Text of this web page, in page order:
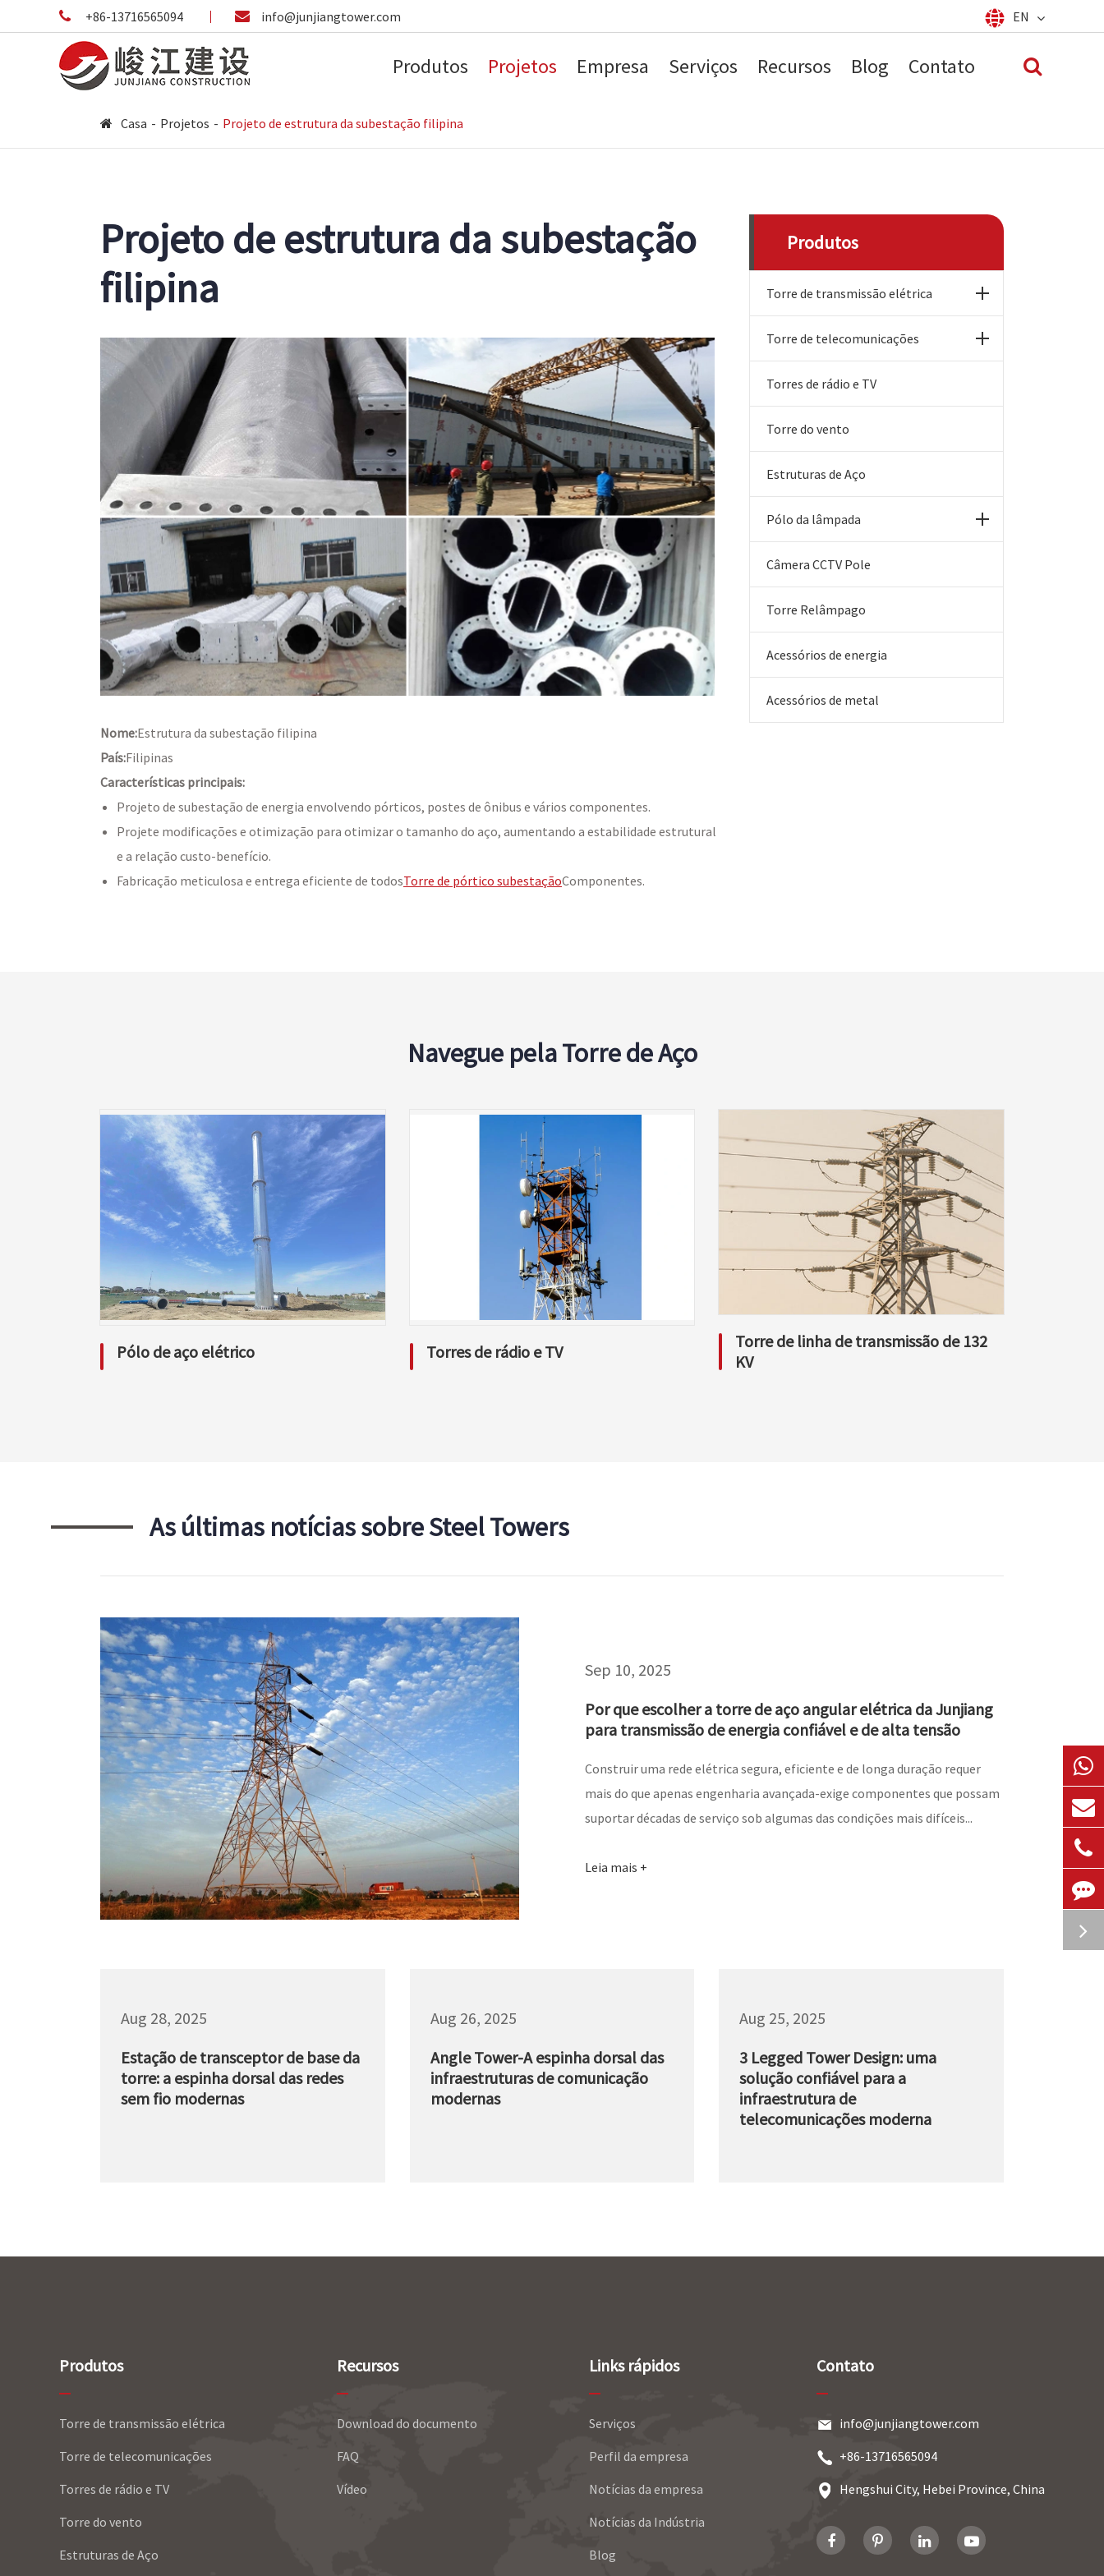
+86-13716565094 info@junjiangtower.com EN
Produtos Projetos Empresa Serviços Recursos Blog Contato
Casa Projetos Projeto de estrutura da subestação filipina
Projeto de estrutura da subestação
filipina
Nome:Estrutura da subestação filipina
País:Filipinas
Características principais:
Projeto de subestação de energia envolvendo pórticos, postes de ônibus e vários componentes.
Projete modificações e otimização para otimizar o tamanho do aço, aumentando a estabilidade estrutural
e a relação custo-benefício.
Fabricação meticulosa e entrega eficiente de todosTorre de pórtico subestaçãoComponentes.
Produtos
Torre de transmissão elétrica
Torre de telecomunicações
Torres de rádio e TV
Torre do vento
Estruturas de Aço
Pólo da lâmpada
Câmera CCTV Pole
Torre Relâmpago
Acessórios de energia
Acessórios de metal
Navegue pela Torre de Aço
Pólo de aço elétrico Torres de rádio e TV
Torre de linha de transmissão de 132
KV
As últimas notícias sobre Steel Towers
Sep 10, 2025
Por que escolher a torre de aço angular elétrica da Junjiang
para transmissão de energia confiável e de alta tensão
Construir uma rede elétrica segura, eficiente e de longa duração requer
mais do que apenas engenharia avançada-exige componentes que possam
suportar décadas de serviço sob algumas das condições mais difíceis...
Leia mais
Aug 28, 2025
Estação de transceptor de base da
torre: a espinha dorsal das redes
sem fio modernas
Aug 26, 2025
Angle Tower-A espinha dorsal das
infraestruturas de comunicação
modernas
Aug 25, 2025
3 Legged Tower Design: uma
solução confiável para a
infraestrutura de
telecomunicações moderna
Produtos
Torre de transmissão elétrica
Torre de telecomunicações
Torres de rádio e TV
Torre do vento
Estruturas de Aço
Recursos
Download do documento
FAQ
Vídeo
Links rápidos
Serviços
Perfil da empresa
Notícias da empresa
Notícias da Indústria
Blog
Contato
info@junjiangtower.com
+86-13716565094
Hengshui City, Hebei Province, China